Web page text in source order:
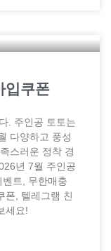
입쿠폰
. 주인공 토토는
다양하고 풍성
스러운 정착 경
년 7월 주인공
트, 무한매충
폰, 텔레그램 친
세요!